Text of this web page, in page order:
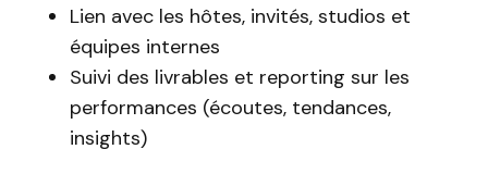
Lien avec les hôtes, invités, studios et
équipes internes
Suivi des livrables et reporting sur les
performances (écoutes, tendances,
insights)